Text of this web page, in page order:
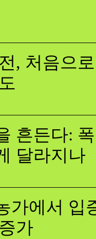
, 처음으
흔든다:
달라지나
가에서 입
가